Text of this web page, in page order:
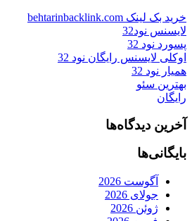
خرید بک لینک behtarinbacklink.com
لایسنس نود32
پسورد نود 32
اوکلی لایسنس رایگان نود 32
همیار نود 32
بهترین سئو
رایگان
آخرین دیدگاه‌ها
بایگانی‌ها
آگوست 2026
جولای 2026
ژوئن 2026